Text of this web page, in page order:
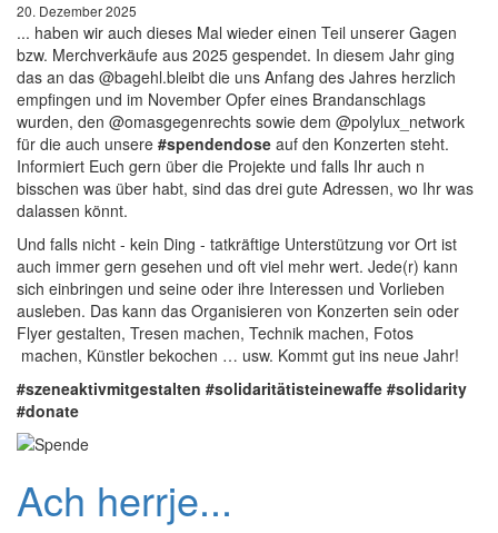
20. Dezember 2025
... haben wir auch dieses Mal wieder einen Teil unserer Gagen
bzw. Merchverkäufe aus 2025 gespendet. In diesem Jahr ging
das an das @bagehl.bleibt die uns Anfang des Jahres herzlich
empfingen und im November Opfer eines Brandanschlags
wurden, den @omasgegenrechts sowie dem @polylux_network
für die auch unsere #spendendose auf den Konzerten steht.
Informiert Euch gern über die Projekte und falls Ihr auch n
bisschen was über habt, sind das drei gute Adressen, wo Ihr was
dalassen könnt.
Und falls nicht - kein Ding - tatkräftige Unterstützung vor Ort ist
auch immer gern gesehen und oft viel mehr wert. Jede(r) kann
sich einbringen und seine oder ihre Interessen und Vorlieben
ausleben. Das kann das Organisieren von Konzerten sein oder
Flyer gestalten, Tresen machen, Technik machen, Fotos
machen, Künstler bekochen … usw. Kommt gut ins neue Jahr!
#szeneaktivmitgestalten #solidaritätisteinewaffe #solidarity
#donate
Ach herrje...